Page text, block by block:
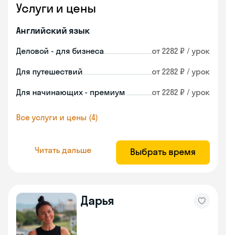
Услуги и цены
Английский язык
Деловой - для бизнеса от 2282 ₽ / урок
Для путешествий от 2282 ₽ / урок
Для начинающих - премиум от 2282 ₽ / урок
Все услуги и цены (4)
Читать дальше Выбрать время
Дарья